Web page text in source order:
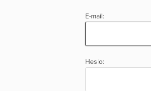
E-mail:
Heslo: